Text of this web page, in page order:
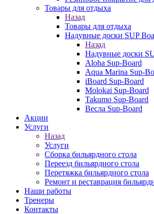
Товары для отдыха
Назад
Товары для отдыха
Надувные доски SUP
Назад
Надувные доски
Aloha Sup-Board
Aqua Marina Sup-
iBoard Sup-Board
Molokai Sup-Board
Takumo Sup-Board
Весла Sup-Board
Акции
Услуги
Назад
Услуги
Сборка бильярдного стола
Переезд бильярдного стола
Перетяжка бильярдного стола
Ремонт и реставрация
Наши работы
Тренеры
Контакты